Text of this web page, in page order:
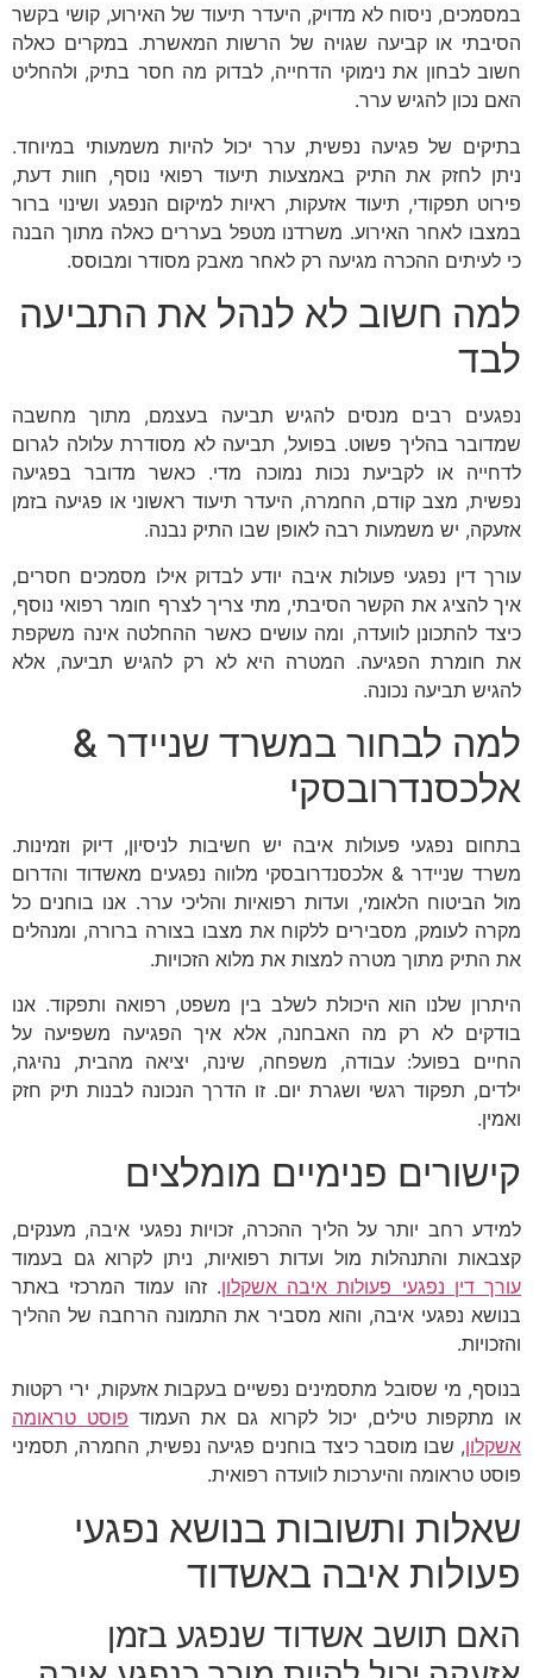
במסמכים, ניסוח לא מדויק, היעדר תיעוד של האירוע, קושי בקשר
הסיבתי או קביעה שגויה של הרשות המאשרת. במקרים כאלה
חשוב לבחון את נימוקי הדחייה, לבדוק מה חסר בתיק, ולהחליט
האם נכון להגיש ערר.
בתיקים של פגיעה נפשית, ערר יכול להיות משמעותי במיוחד.
ניתן לחזק את התיק באמצעות תיעוד רפואי נוסף, חוות דעת,
פירוט תפקודי, תיעוד אזעקות, ראיות למיקום הנפגע ושינוי ברור
במצבו לאחר האירוע. משרדנו מטפל בעררים כאלה מתוך הבנה
כי לעיתים ההכרה מגיעה רק לאחר מאבק מסודר ומבוסס.
למה חשוב לא לנהל את התביעה
לבד
נפגעים רבים מנסים להגיש תביעה בעצמם, מתוך מחשבה
שמדובר בהליך פשוט. בפועל, תביעה לא מסודרת עלולה לגרום
לדחייה או לקביעת נכות נמוכה מדי. כאשר מדובר בפגיעה
נפשית, מצב קודם, החמרה, היעדר תיעוד ראשוני או פגיעה בזמן
אזעקה, יש משמעות רבה לאופן שבו התיק נבנה.
עורך דין נפגעי פעולות איבה יודע לבדוק אילו מסמכים חסרים,
איך להציג את הקשר הסיבתי, מתי צריך לצרף חומר רפואי נוסף,
כיצד להתכונן לוועדה, ומה עושים כאשר ההחלטה אינה משקפת
את חומרת הפגיעה. המטרה היא לא רק להגיש תביעה, אלא
להגיש תביעה נכונה.
למה לבחור במשרד שניידר &
אלכסנדרובסקי
בתחום נפגעי פעולות איבה יש חשיבות לניסיון, דיוק וזמינות.
משרד שניידר & אלכסנדרובסקי מלווה נפגעים מאשדוד והדרום
מול הביטוח הלאומי, ועדות רפואיות והליכי ערר. אנו בוחנים כל
מקרה לעומק, מסבירים ללקוח את מצבו בצורה ברורה, ומנהלים
את התיק מתוך מטרה למצות את מלוא הזכויות.
היתרון שלנו הוא היכולת לשלב בין משפט, רפואה ותפקוד. אנו
בודקים לא רק מה האבחנה, אלא איך הפגיעה משפיעה על
החיים בפועל: עבודה, משפחה, שינה, יציאה מהבית, נהיגה,
ילדים, תפקוד רגשי ושגרת יום. זו הדרך הנכונה לבנות תיק חזק
ואמין.
קישורים פנימיים מומלצים
למידע רחב יותר על הליך ההכרה, זכויות נפגעי איבה, מענקים,
קצבאות והתנהלות מול ועדות רפואיות, ניתן לקרוא גם בעמוד
עורך דין נפגעי פעולות איבה אשקלון. זהו עמוד המרכזי באתר
בנושא נפגעי איבה, והוא מסביר את התמונה הרחבה של ההליך
והזכויות.
בנוסף, מי שסובל מתסמינים נפשיים בעקבות אזעקות, ירי רקטות
או מתקפות טילים, יכול לקרוא גם את העמוד פוסט טראומה
אשקלון, שבו מוסבר כיצד בוחנים פגיעה נפשית, החמרה, תסמיני
פוסט טראומה והיערכות לוועדה רפואית.
שאלות ותשובות בנושא נפגעי
פעולות איבה באשדוד
האם תושב אשדוד שנפגע בזמן